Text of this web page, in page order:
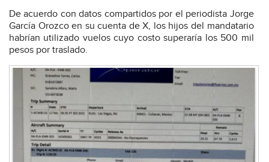
De acuerdo con datos compartidos por el periodista Jorge
García Orozco en su cuenta de X, los hijos del mandatario
habrían utilizado vuelos cuyo costo superaría los 500 mil
pesos por traslado.